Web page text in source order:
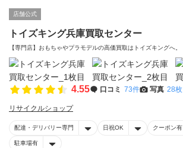
店舗公式
トイズキング兵庫買取センター
【専門店】おもちゃやプラモデルの高価買取はトイズキングへ。‎
4.55 口コミ 73件 写真 28枚
リサイクルショップ
配達・デリバリー専門 日祝OK クーポン有
駐車場有